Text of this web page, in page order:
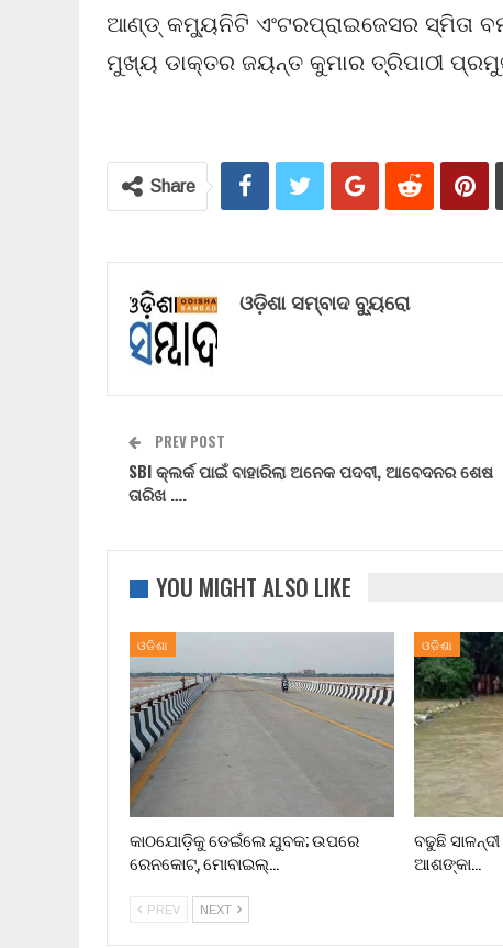
ଆଣ୍ଡ୍ କମ୍ୟୁନିଟି ଏଂଟରପ୍ରାଇଜେସର ସ୍ମିତା
ମୁଖ୍ୟ ଡାକ୍ତର ଜୟନ୍ତ କୁମାର ତ୍ରିପାଠୀ
Share
ଓଡ଼ିଶା ସମ୍ବାଦ ବ୍ୟୁରୋ
PREV POST
SBI କ୍ଲର୍କ ପାଇଁ ବାହାରିଲା ଅନେକ ପଦବୀ, ଆବେଦନର ଶେଷ
ତାରିଖ ….
YOU MIGHT ALSO LIKE
ଓଡିଶା
କାଠଯୋଡ଼ିକୁ ଡେଇଁଲେ ଯୁବକ; ଉପରେ
ରେନକୋଟ୍, ମୋବାଇଲ୍…
ଓଡିଶା
ବଢୁଛି
ଆଶଙ୍କା…
PREV NEXT